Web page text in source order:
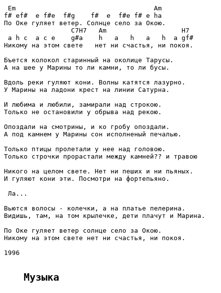
Em                                   Am
f# ef#  e f#e  f#g    f#  e  f#e f# e ha
По Оке гуляет ветер. Солнце село за Окою.
                 C7H7   Am                   H7
a h c  a c e    g#a    h   a   h   a   h  a gf#
Никому на этом свете   нет ни счастья, ни покоя.
Бъется колокол старинный на околице Тарусы.
А на шее у Марины то ли камни, то ли бусы.
Вдоль реки гуляют кони. Волны катятся лазурно.
У Марины на ладони крест на линии Сатурна.
И любима и любили, замирали над строкою.
Только не остановили у обрыва над рекою.
Опоздали на смотрины, и ко гробу опоздали.
А под камнем у Марины сон исполненый печалью.
Только птицы пролетали у нее над головою.
Только строчки прорастали между камней?? и травою
Никого на целом свете. Нет ни пеших и ни пьяных.
И гуляют кони эти. Посмотри на фортепьяно.
Ла...
Вьются волосы - колечки, а на платье пелерина.
Видишь, там, на том крылечке, дети плачут и Марина.
По Оке гуляет ветер солнце село за Окою.
Никому на этом свете нет ни счастья, ни покоя.
1996
Музыка